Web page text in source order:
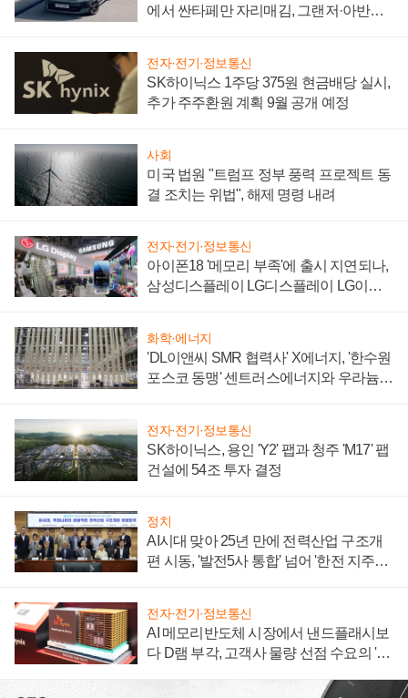
에서 싼타페만 자리매김, 그랜저·아반떼
전자·전기·정보통신
SK하이닉스 1주당 375원 현금배당 실시,
추가 주주환원 계획 9월 공개 예정
사회
미국 법원 "트럼프 정부 풍력 프로젝트 동
결 조치는 위법", 해제 명령 내려
전자·전기·정보통신
아이폰18 '메모리 부족'에 출시 지연되나,
삼성디스플레이 LG디스플레이 LG이노
화학·에너지
'DL이앤씨 SMR 협력사' X에너지, '한수원
포스코 동맹' 센트러스에너지와 우라늄
전자·전기·정보통신
SK하이닉스, 용인 'Y2' 팹과 청주 'M17' 팹
건설에 54조 투자 결정
정치
AI시대 맞아 25년 만에 전력산업 구조개
편 시동, '발전5사 통합' 넘어 '한전 지주사'
전자·전기·정보통신
AI 메모리반도체 시장에서 낸드플래시보
다 D램 부각, 고객사 물량 선점 수요의 '우